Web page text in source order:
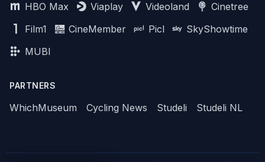
HBO Max
Viaplay Videoland
Cinetree
Film1
CineMember Picl
SkyShowtime
MUBI
PARTNERS
WhichMuseum Cycling News Studeli Studeli NL